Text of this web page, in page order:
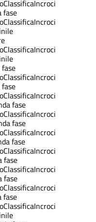
ClassificaIncroci
fase
ClassificaIncroci
ClassificaIncroci
ClassificaIncroci
ClassificaIncroci
fase
ClassificaIncroci
fase
ClassificaIncroci
fase
ClassificaIncroci
fase
ClassificaIncroci
fase
ClassificaIncroci
fase
ClassificaIncroci